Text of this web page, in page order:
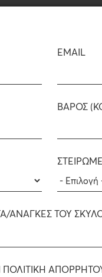
LOW
Ingredients
2%,
crude
EMAIL
ΒΆΡΟΣ
ΑΝΆΓΚΕΣ ΤΟΥ